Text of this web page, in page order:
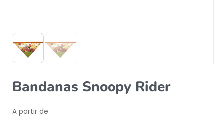
Bandanas Snoopy Rider
A partir de